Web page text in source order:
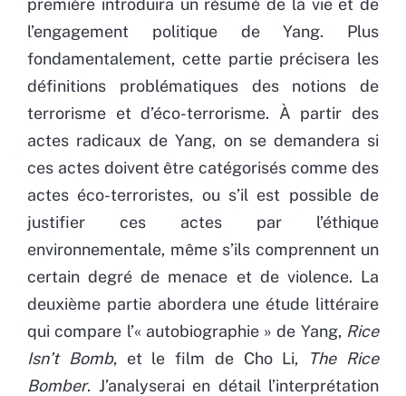
l’engagement politique de Yang. Plus
fondamentalement, cette partie précisera les
définitions problématiques des notions de
terrorisme et d’éco-terrorisme. À partir des
actes radicaux de Yang, on se demandera si
ces actes doivent être catégorisés comme des
actes éco-terroristes, ou s’il est possible de
justifier ces actes par l’éthique
environnementale, même s’ils comprennent un
certain degré de menace et de violence. La
deuxième partie abordera une étude littéraire
qui compare l’« autobiographie » de Yang, Rice
Isn’t Bomb, et le film de Cho Li,
The Rice
Bomber. J’analyserai en détail l’interprétation